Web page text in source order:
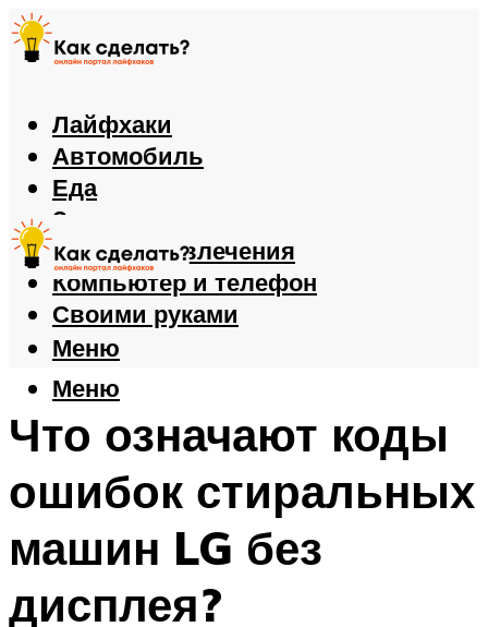
Лайфхаки
Автомобиль
Еда
Здоровье
Игры и развлечения
Компьютер и телефон
Своими руками
Меню
Меню
Что означают коды
ошибок стиральных
машин LG без
дисплея?